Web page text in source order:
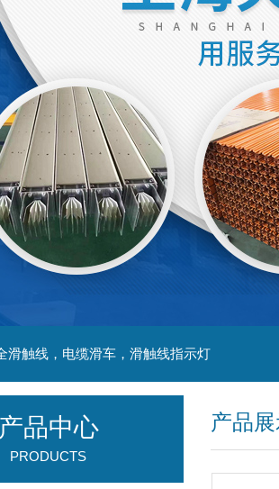
滑触线，电缆滑车，滑触线指示灯
产品
产品中心
PRODUCTS